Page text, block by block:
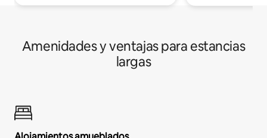
Amenidades y ventajas para estancias
largas